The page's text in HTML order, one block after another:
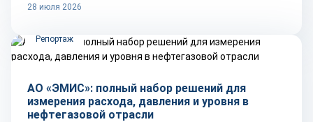
28 июля 2026
Репортаж
АО «ЭМИС»: полный набор решений для
измерения расхода, давления и уровня в
нефтегазовой отрасли